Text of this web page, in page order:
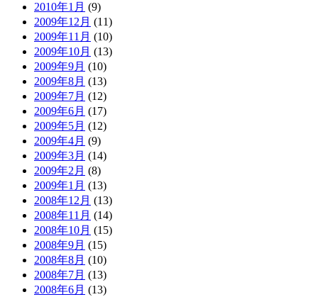
2010年1月 (9)
2009年12月 (11)
2009年11月 (10)
2009年10月 (13)
2009年9月 (10)
2009年8月 (13)
2009年7月 (12)
2009年6月 (17)
2009年5月 (12)
2009年4月 (9)
2009年3月 (14)
2009年2月 (8)
2009年1月 (13)
2008年12月 (13)
2008年11月 (14)
2008年10月 (15)
2008年9月 (15)
2008年8月 (10)
2008年7月 (13)
2008年6月 (13)